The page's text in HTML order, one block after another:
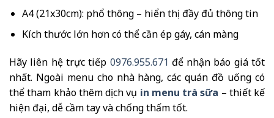
A4 (21x30cm): phổ thông – hiển thị đầy đủ thông tin
Kích thước lớn hơn có thể cần ép gáy, cán màng
Hãy liên hệ trực tiếp 0976.955.671 để nhận báo giá tốt
nhất. Ngoài menu cho nhà hàng, các quán đồ uống có
thể tham khảo thêm dịch vụ in menu trà sữa – thiết kế
hiện đại, dễ cầm tay và chống thấm tốt.